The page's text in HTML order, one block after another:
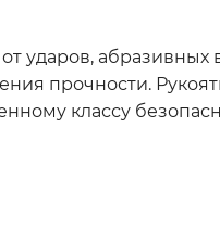
абразивных
прочности.
классу